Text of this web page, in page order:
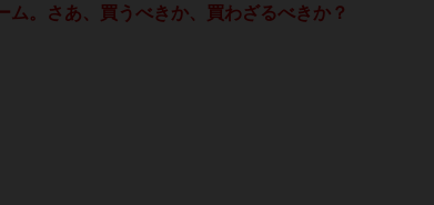
。さあ、買うべきか、買わざるべきか？